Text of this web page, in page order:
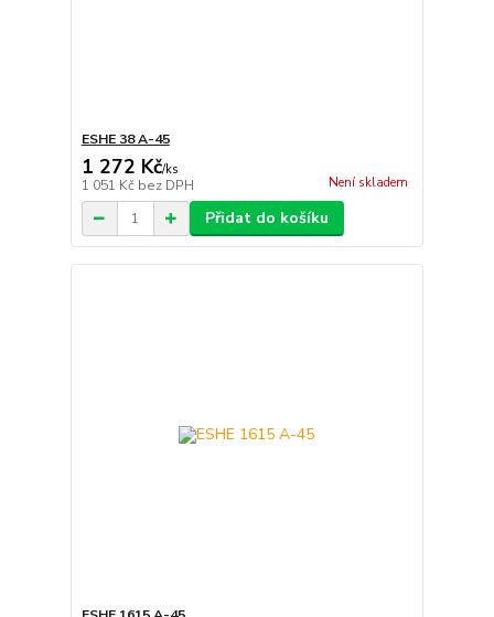
ESHE 38 A-45
1 272 Kč/ks
1 051 Kč bez DPH Není skladem
Přidat do košíku